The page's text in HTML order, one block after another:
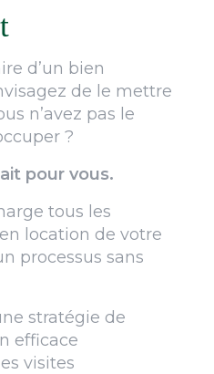
d’un bien
de le mettre
n’avez pas le
?
pour vous.
tous les
location de votre
processus sans
stratégie de
efficace
visites